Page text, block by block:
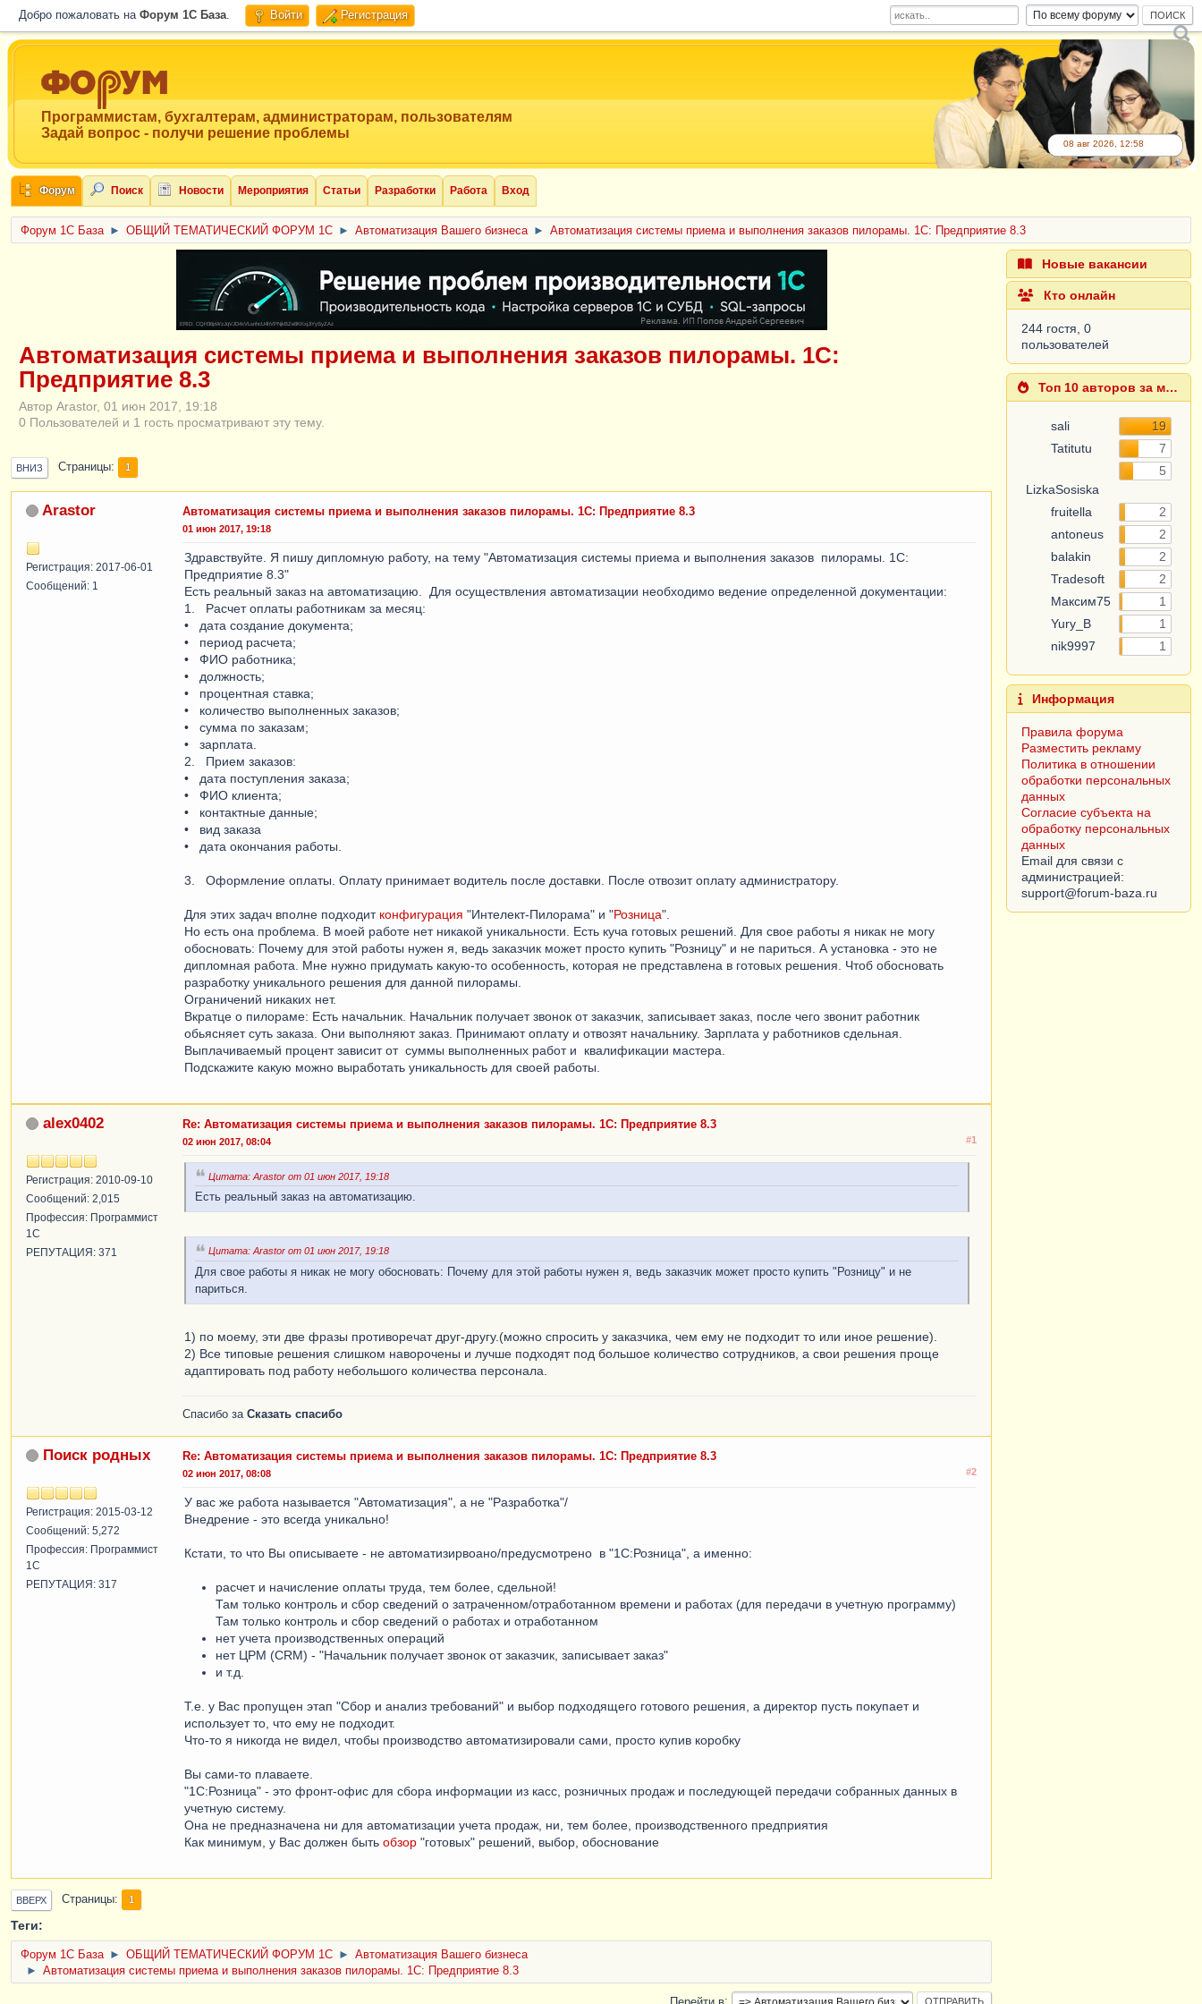
Добро пожаловать на Форум 1C База. Войти Регистрация
Программистам, бухгалтерам, администраторам, пользователям
Задай вопрос - получи решение проблемы
08 авг 2026, 12:58
Форум Поиск Новости Мероприятия Статьи Разработки Работа Вход
Форум 1C База ► ОБЩИЙ ТЕМАТИЧЕСКИЙ ФОРУМ 1С ► Автоматизация Вашего бизнеса ► Автоматизация системы приема и выполнения заказов пилорамы. 1С: Предприятие 8.3
ERID: CQH36pWzJqVJD4xVLsnhcU4hVPNjkBZe8KKxjJiYySyZAz
Автоматизация системы приема и выполнения заказов пилорамы. 1С:
Предприятие 8.3
Автор Arastor, 01 июн 2017, 19:18
0 Пользователей и 1 гость просматривают эту тему.
ВНИЗ Страницы 1
Arastor
Регистрация: 2017-06-01
Сообщений: 1
Автоматизация системы приема и выполнения заказов пилорамы. 1С: Предприятие 8.3
01 июн 2017, 19:18
Здравствуйте. Я пишу дипломную работу, на тему "Автоматизация системы приема и выполнения заказов пилорамы. 1С:
Предприятие 8.3"
Есть реальный заказ на автоматизацию. Для осуществления автоматизации необходимо ведение определенной документации:
1. Расчет оплаты работникам за месяц:
• дата создание документа;
• период расчета;
• ФИО работника;
• должность;
• процентная ставка;
• количество выполненных заказов;
• сумма по заказам;
• зарплата.
2. Прием заказов:
• дата поступления заказа;
• ФИО клиента;
• контактные данные;
• вид заказа
• дата окончания работы.
3. Оформление оплаты. Оплату принимает водитель после доставки. После отвозит оплату администратору.
Для этих задач вполне подходит конфигурация "Интелект-Пилорама" и "Розница".
Но есть она проблема. В моей работе нет никакой уникальности. Есть куча готовых решений. Для свое работы я никак не могу
обосновать: Почему для этой работы нужен я, ведь заказчик может просто купить "Розницу" и не париться. А установка - это не
дипломная работа. Мне нужно придумать какую-то особенность, которая не представлена в готовых решения. Чтоб обосновать
разработку уникального решения для данной пилорамы.
Ограничений никаких нет.
Вкратце о пилораме: Есть начальник. Начальник получает звонок от заказчик, записывает заказ, после чего звонит работник
обьясняет суть заказа. Они выполняют заказ. Принимают оплату и отвозят начальнику. Зарплата у работников сдельная.
Выплачиваемый процент зависит от суммы выполненных работ и квалификации мастера.
Подскажите какую можно выработать уникальность для своей работы.
alex0402
Регистрация: 2010-09-10
Сообщений: 2,015
Профессия: Программист
1С
РЕПУТАЦИЯ: 371
Re: Автоматизация системы приема и выполнения заказов пилорамы. 1С: Предприятие 8.3
#1
02 июн 2017, 08:04
Цитата: Arastor от 01 июн 2017, 19:18
Есть реальный заказ на автоматизацию.
Цитата: Arastor от 01 июн 2017, 19:18
Для свое работы я никак не могу обосновать: Почему для этой работы нужен я, ведь заказчик может просто купить "Розницу" и не
париться.
1) по моему, эти две фразы противоречат друг-другу.(можно спросить у заказчика, чем ему не подходит то или иное решение).
2) Все типовые решения слишком наворочены и лучше подходят под большое количество сотрудников, а свои решения проще
адаптировать под работу небольшого количества персонала.
Спасибо за Сказать спасибо
Поиск родных
Регистрация: 2015-03-12
Сообщений: 5,272
Профессия: Программист
1С
РЕПУТАЦИЯ: 317
Re: Автоматизация системы приема и выполнения заказов пилорамы. 1С: Предприятие 8.3
#2
02 июн 2017, 08:08
У вас же работа называется "Автоматизация", а не "Разработка"/
Внедрение - это всегда уникально!
Кстати, то что Вы описываете - не автоматизирвоано/предусмотрено в "1С:Розница", а именно:
расчет и начисление оплаты труда, тем более, сдельной!
Там только контроль и сбор сведений о затраченном/отработанном времени и работах (для передачи в учетную программу)
Там только контроль и сбор сведений о работах и отработанном
нет учета производственных операций
нет ЦРМ (CRM) - "Начальник получает звонок от заказчик, записывает заказ"
и т.д.
Т.е. у Вас пропущен этап "Сбор и анализ требований" и выбор подходящего готового решения, а директор пусть покупает и
использует то, что ему не подходит.
Что-то я никогда не видел, чтобы производство автоматизировали сами, просто купив коробку
Вы сами-то плаваете.
"1C:Розница" - это фронт-офис для сбора информации из касс, розничных продаж и последующей передачи собранных данных в
учетную систему.
Она не предназначена ни для автоматизации учета продаж, ни, тем более, производственного предприятия
Как минимум, у Вас должен быть обзор "готовых" решений, выбор, обоснование
ВВЕРХ Страницы 1
Теги:
Форум 1C База ► ОБЩИЙ ТЕМАТИЧЕСКИЙ ФОРУМ 1С ►
Автоматизация Вашего бизнеса
►
Автоматизация системы приема и выполнения заказов пилорамы. 1С: Предприятие 8.3
Новые вакансии
Кто онлайн
244 гостя, 0
пользователей
Топ 10 авторов за месяц
19
Tatitutu
7
5
fruitella
antoneus
2
balakin
2
Tradesoft
2
Максим75
1
Yury_B
1
nik9997
1
Информация
Правила форума
Разместить рекламу
Политика в отношении
обработки персональных
данных
Согласие субъекта на
обработку персональных
данных
Email для связи с
администрацией: